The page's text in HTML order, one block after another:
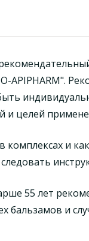
APIPHARM".
и целей
и
55 лет
бальзамов и